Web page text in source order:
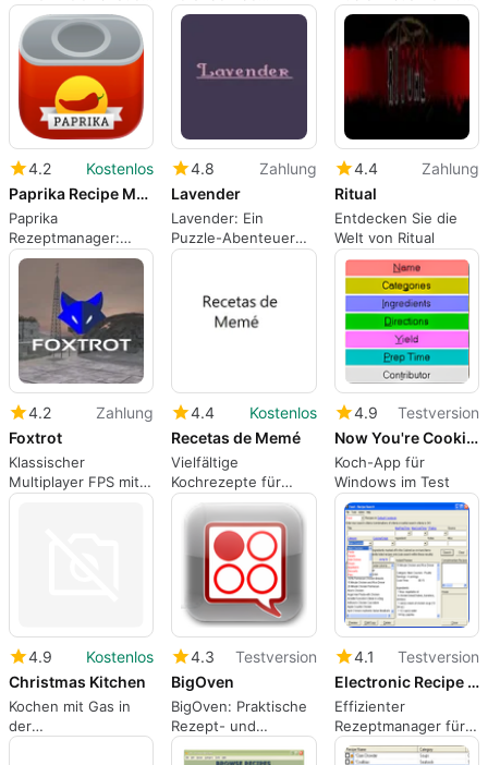
Erzählung
Albträume
Windows
4.2
Kostenlos
Paprika Recipe Manager
Paprika
Rezeptmanager:
Effiziente
Rezeptorganisation
4.8
Zahlung
Lavender
Lavender: Ein
Puzzle-Abenteuer
mit Horror-
4.4
Zahlung
Ritual
Entdecken Sie die
Welt von Ritual
4.2
Zahlung
Foxtrot
Klassischer
Multiplayer FPS mit
verschiedenen
4.4
Kostenlos
Recetas de Memé
Vielfältige
Kochrezepte für
jeden Anlass
4.9
Testversion
Now You're Cooking
Koch-App für
Windows im Test
4.9
Kostenlos
Christmas Kitchen
Kochen mit Gas in
der
Weihnachtsküche
4.3
Testversion
BigOven
BigOven: Praktische
Rezept- und
Essensplanung
4.1
Testversion
Electronic Recipe Manager
Effizienter
Rezeptmanager für
Windows